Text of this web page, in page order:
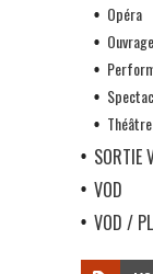
Opéra
Théâtre
SORTIE
VOD
VOD /